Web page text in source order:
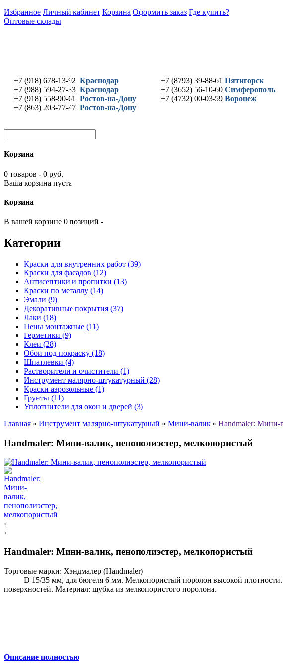
Избранное Личный кабинет Корзина Оформить заказ Где купить?
Оптовые склады
+7 (918) 678-13-92 Краснодар
+7 (988) 594-27-33 Краснодар
+7 (918) 558-90-61
Ростов-на-Дону
+7 (863) 203-77-47 Ростов-на-Дону
+7 (8793) 39-88-61 Пятигорск
+7 (3652) 56-10-60 Симферополь
+7 (4732) 00-03-59 Воронеж
Корзина
0 товаров - 0 руб.
Ваша корзина пуста
Корзина
В вашей корзине 0 позиций -
Категории
Краски для внутренних работ (39)
Краски для фасадов (12)
Антисептики и пропитки (13)
Краски по металлу (14)
Эмали (9)
Декоративные покрытия (37)
Лаки (18)
Пены монтажные (11)
Герметики (9)
Клеи (28)
Обои под покраску (18)
Шпатлевки (4)
Растворители и очистители (1)
Инструмент малярно-штукатурный (28)
Краски аэрозольные (1)
Грунты (11)
Уплотнители для окон и дверей (3)
Главная » Инструмент малярно-штукатурный » Мини-валик » Handmaler: Мини-
Handmaler: Мини-валик, пенополиэстер, мелкопористый
‹
›
Handmaler: Мини-валик, пенополиэстер, мелкопористый
Торговые марки: Хэндмалер (Handmaler)
D 15/35 мм, для бюгеля 6 мм. Мелкопористый поролон высокой плотности.
поверхностей. Материал: шубка из мелкопористого поролона.
Описание полностью